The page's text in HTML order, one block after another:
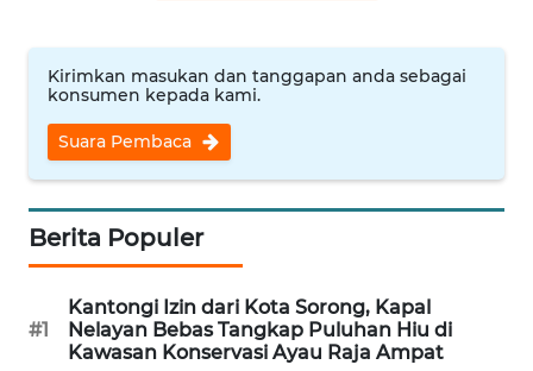
Kirimkan masukan dan tanggapan anda sebagai
konsumen kepada kami.
Suara Pembaca
Berita Populer
#1
Kantongi Izin dari Kota Sorong, Kapal
Nelayan Bebas Tangkap Puluhan Hiu di
Kawasan Konservasi Ayau Raja Ampat
WN
WN
WN
WN